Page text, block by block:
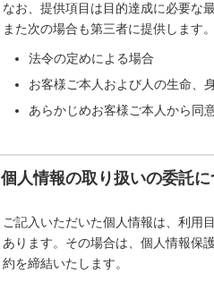
なお、提供項目は目的達成に必要な
また次の場合も第三者に提供します。
法令の定めによる場合
お客様ご本人および人の生命、
あらかじめお客様ご本人から同
個人情報の取り扱いの委託に
ご記入いただいた個人情報は、利用
あります。その場合は、個人情報保
約を締結いたします。